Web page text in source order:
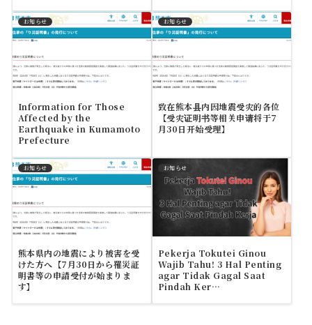
お知らせ
Information for Those
Affected by the
Earthquake in Kumamoto
Prefecture
お知らせ
致在熊本县内因地震受灾的各位
【受灾证明书等相关申请将于7
月30日开始受理】
お知らせ
熊本県内の地震により被害を受
けた方へ【7月30日から罹災証
明書等の申請受付が始まりま
す】
お知らせ
Pekerja Tokutei Ginou
Wajib Tahu! 3 Hal Penting
agar Tidak Gagal Saat
Pindah Ker…